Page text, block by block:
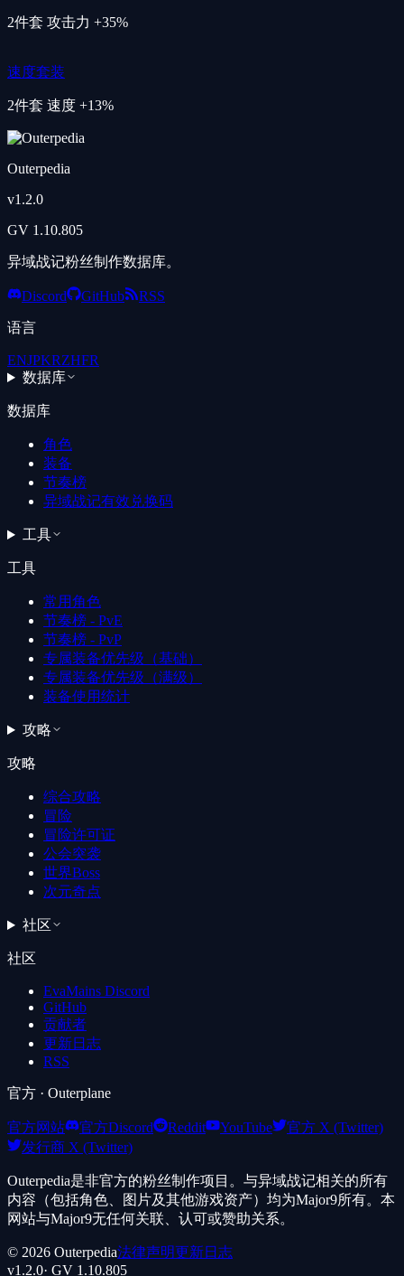
2件套 攻击力 +35%
速度套装
2件套 速度 +13%
Outerpedia
v1.2.0
GV 1.10.805
异域战记粉丝制作数据库。
Discord GitHub RSS
语言
ENJPKRZHFR
数据库
数据库
角色
装备
节奏榜
异域战记有效兑换码
工具
工具
常用角色
节奏榜 - PvE
节奏榜 - PvP
专属装备优先级（基础）
专属装备优先级（满级）
装备使用统计
攻略
攻略
综合攻略
冒险
冒险许可证
公会突袭
世界Boss
次元奇点
社区
社区
EvaMains Discord
GitHub
贡献者
更新日志
RSS
官方 · Outerplane
官方网站 官方Discord Reddit YouTube
官方 X (Twitter)
发行商 X (Twitter)
Outerpedia是非官方的粉丝制作项目。与异域战记相关的所有
内容（包括角色、图片及其他游戏资产）均为Major9所有。本
网站与Major9无任何关联、认可或赞助关系。
© 2026 Outerpedia法律声明更新日志
v1.2.0· GV 1.10.805